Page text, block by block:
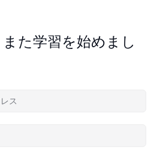
た学習を始めまし